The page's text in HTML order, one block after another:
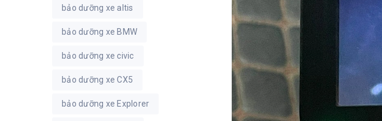
bảo dưỡng xe altis
bảo dưỡng xe BMW
bảo dưỡng xe civic
bảo dưỡng xe CX5
bảo dưỡng xe Explorer